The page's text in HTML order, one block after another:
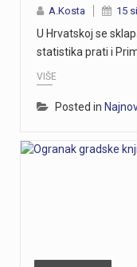
A.Kosta 15
U Hrvatskoj se
statistika prati i
VIŠE
Posted in